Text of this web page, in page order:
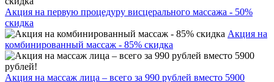
Акция на первую процедуру висцерального массажа - 50%
скидка
Акция на
комбинированный массаж - 85% скидка
Акция на массаж лица – всего за 990 рублей вместо 5900